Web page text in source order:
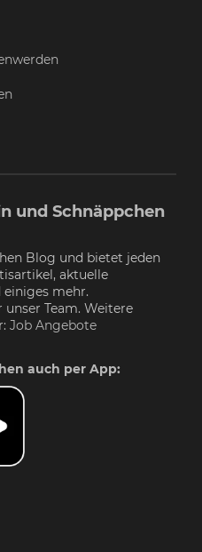
und Schnäppchen
Blog und bietet jeden
aktuelle
einiges mehr.
Team. Weitere
Job Angebote
auch per App: